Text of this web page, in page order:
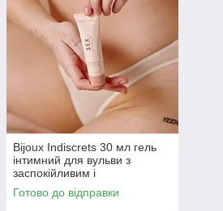
Bijoux Indiscrets 30 мл гель
інтимний для вульви з
заспокійливим і
зволожувальним ефектом
Алое вера та ромашка
Готово до відправки